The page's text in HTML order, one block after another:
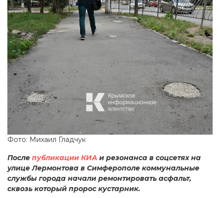
Фото: Михаил Гладчук
После публикации КИА и резонанса в соцсетях на
улице Лермонтова в Симферополе коммунальные
службы города начали ремонтировать асфальт,
сквозь который пророс кустарник.